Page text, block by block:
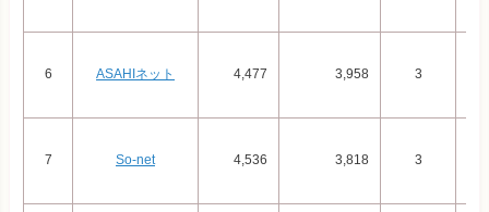
6 ASAHIネット 4,477 3,958 3
7 So-net 4,536 3,818 3